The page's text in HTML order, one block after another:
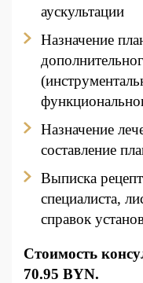
аускультации
Назначение
Назначение
составление
Выписка
специалиста,
справок
Стоимость
70.95 BYN.